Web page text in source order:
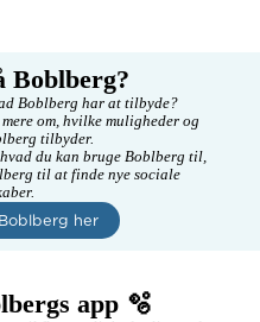
Boblberg?
Boblberg har at tilbyde?
om, hvilke muligheder og
tilbyder.
du kan bruge Boblberg til,
til at finde nye sociale
her
app 🫧